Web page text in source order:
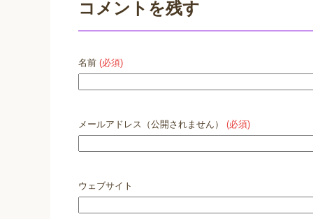
コメントを残す
名前 (必須)
メールアドレス（公開されません） (必須)
ウェブサイト